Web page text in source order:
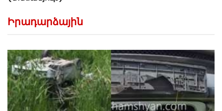
Իրադարձային